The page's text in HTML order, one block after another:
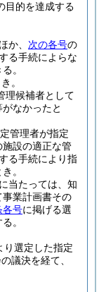
目的を達成する
か、 次の各号の
る手続によらな
。
。
理候補者として
なかったと
管理者が指定
設の適正な管
る手続により指
。
当たっては、知
業計画書その
各号に掲げる選
。
り選定した指定
議決を経て、